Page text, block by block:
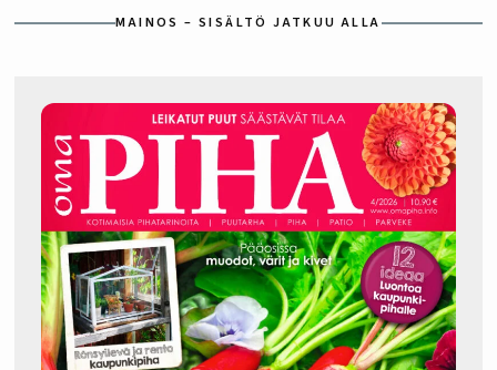
MAINOS – SISÄLTÖ JATKUU ALLA